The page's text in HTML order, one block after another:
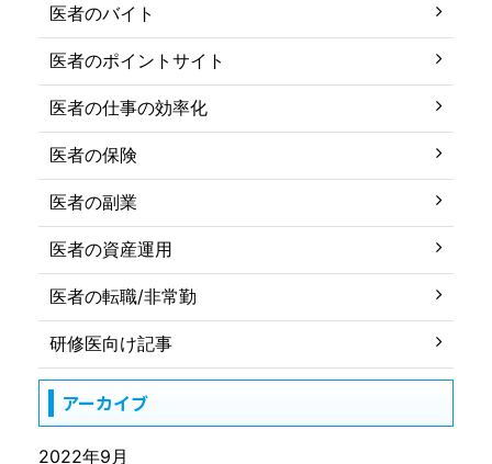
医者のバイト
医者のポイントサイト
医者の仕事の効率化
医者の保険
医者の副業
医者の資産運用
医者の転職/非常勤
研修医向け記事
アーカイブ
2022年9月